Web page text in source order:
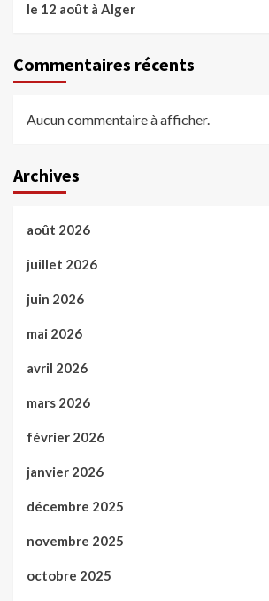
le 12 août à Alger
Commentaires récents
Aucun commentaire à afficher.
Archives
août 2026
juillet 2026
juin 2026
mai 2026
avril 2026
mars 2026
février 2026
janvier 2026
décembre 2025
novembre 2025
octobre 2025